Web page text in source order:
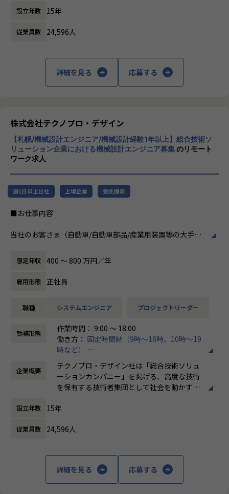
ど幅広い業界において、多様なプロジェクトからエンジニア
す。
を実現しています。
【業務の変更の範囲】
に渡ります。いわゆる技術者派遣と呼ばれ
働く場所に関わらない事業支援や最新技術を
用いた研究開発などを行っています。
程プロジェクトの増加といった世の中で技術
者集団として価値提供を行うために、エンジ
ニアが生涯活躍できる環境を考え事業運営を
行っています。
設立年数 15年
従業員数 24,596人
詳細を見る 応募する
株式会社テクノプロ・デザイン
【札幌/機械設計エンジニア/機械設計経験1年以上】総合技術ソ
リューション企業における機械設計エンジニア募集のリモート
ワーク求人
週1日以上出社 上場企業 受託開発
■お仕事内容
当社のお客さま（自動車/自動車部品/産業用装置等の大手メ
を用いた製品・装置等の機構・筐体設計、及び解析業務など
の開発業務に従事していただきます。
例えば、、、
・【医療機器】樹脂成形部品の設計開発業務
め
会社についての詳細
当社は、約8,500名のエンジニアの現場力と技術コンサルテ
ィングを融合し、課題解決から価値創造までを一貫して支援
する総合技術ソリューションカンパニーです。
ど幅広い業界において、多様なプロジェクトからエンジニア
す。
を実現しています。
【業務の変更の範囲】
想定年収 400 〜 800 万円／年
雇用形態 正社員
職種 システムエンジニア プロジェクトリーダー
勤務形態
作業時間： 9:00 ～ 18:00
働き方： 固定時間制（9時～18時、10時～19
時など）
時間外労働の有無： 有（月平均20時間）
休憩時間： 60分
企業概要
テクノプロ・デザイン社は「総合技術ソリュ
ーションカンパニー」を掲げる、高度な技術
を保有する技術者集団として社会を動かすこ
に渡ります。いわゆる技術者派遣と呼ばれ
働く場所に関わらない事業支援や最新技術を
用いた研究開発などを行っています。
設立年数 15年
従業員数 24,596人
詳細を見る 応募する